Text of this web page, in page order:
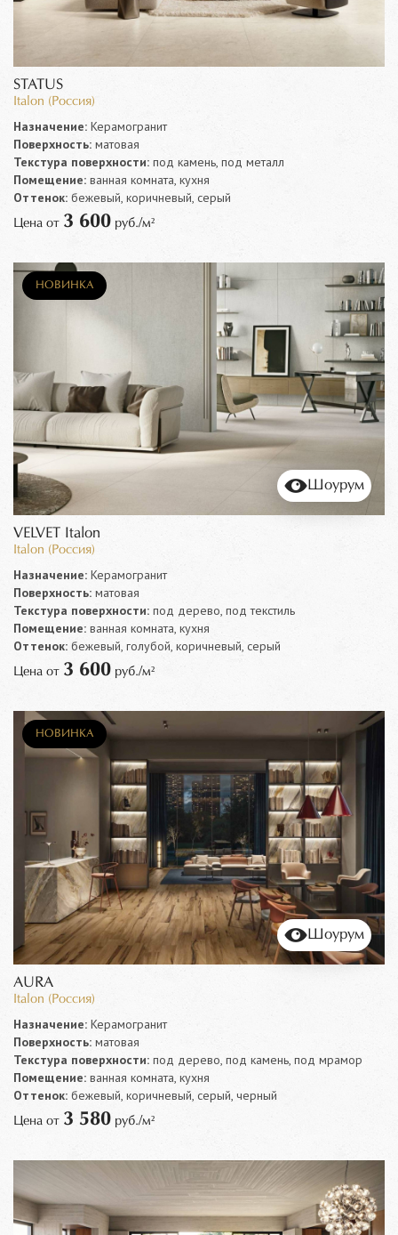
STATUS
Italon (Россия)
Назначение: Керамогранит
Поверхность: матовая
Текстура поверхности: под камень, под металл
Помещение: ванная комната, кухня
Оттенок: бежевый, коричневый, серый
Цена от 3 600 руб./м²
НОВИНКА
Шоурум
VELVET Italon
Italon (Россия)
Назначение: Керамогранит
Поверхность: матовая
Текстура поверхности: под дерево, под текстиль
Помещение: ванная комната, кухня
Оттенок: бежевый, голубой, коричневый, серый
Цена от 3 600 руб./м²
НОВИНКА
Шоурум
AURA
Italon (Россия)
Назначение: Керамогранит
Поверхность: матовая
Текстура поверхности: под дерево, под камень, под мрамор
Помещение: ванная комната, кухня
Оттенок: бежевый, коричневый, серый, черный
Цена от 3 580 руб./м²